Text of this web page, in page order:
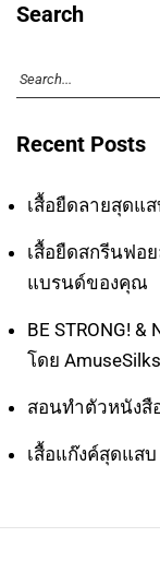
Search
Recent Posts
เสื้อยืดลายสุดแ
เสื้อยืดสกรีนฟอ
แบรนด์ของคุณ
BE STRONG!
โดย
สอนทำตัวหนังสื
เสื้อแก๊งค์สุดแสบ